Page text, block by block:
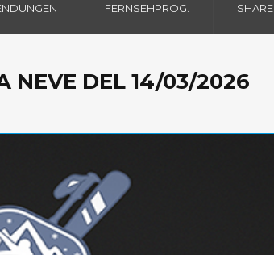
FERNSEHPROG. SHARE
NEVE DEL 14/03/2026